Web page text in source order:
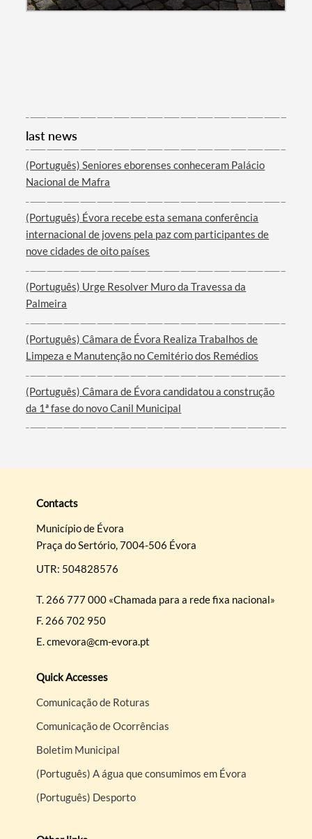
last news
(Português) Seniores eborenses conheceram Palácio
Nacional de Mafra
(Português) Évora recebe esta semana conferência
internacional de jovens pela paz com participantes de
nove cidades de oito países
(Português) Urge Resolver Muro da Travessa da
Palmeira
(Português) Câmara de Évora Realiza Trabalhos de
Limpeza e Manutenção no Cemitério dos Remédios
(Português) Câmara de Évora candidatou a construção
da 1ª fase do novo Canil Municipal
Contacts
Município de Évora
Praça do Sertório, 7004-506 Évora
UTR: 504828576
T. 266 777 000 «Chamada para a rede fixa nacional»
F. 266 702 950
E.cmevora@cm-evora.pt
Quick Accesses
Comunicação de Roturas
Comunicação de Ocorrências
Boletim Municipal
(Português) A água que consumimos em Évora
(Português) Desporto